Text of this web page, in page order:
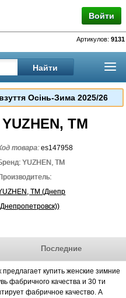
Войти
Артикулов: 9131
Осінь-Зима 2025/26
TM
товара:es147958
YUZHEN, TM
TM (Днепр
Последние
купить женские зимние
фабричного качества и 30 ти
фабричное качество. А